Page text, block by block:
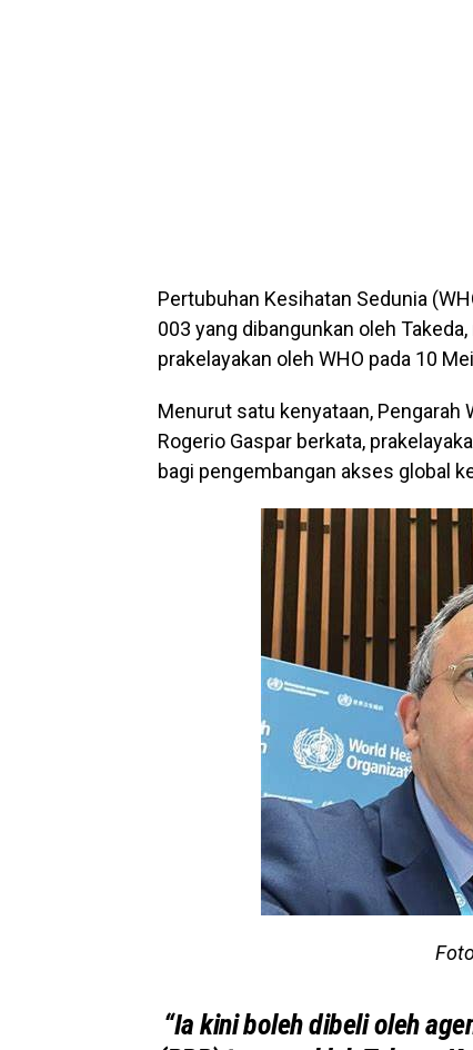
Pertubuhan Kesihatan Sedunia
003 yang dibangunkan oleh
prakelayakan oleh WHO pada 10
Menurut satu kenyataan, Pengarah
Rogerio Gaspar berkata,
bagi pengembangan akses global
“Ia kini boleh dibeli oleh